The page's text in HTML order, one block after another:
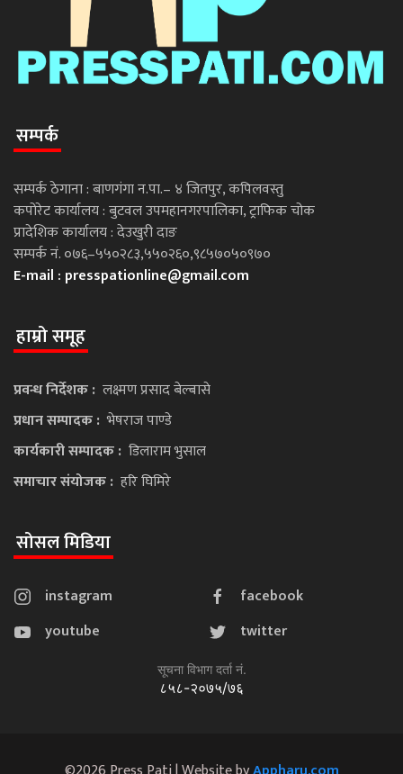
सम्पर्क
सम्पर्क ठेगाना : बाणगंगा न.पा.– ४ जितपुर, कपिलवस्तु
कपोरेट कार्यालय : बुटवल उपमहानगरपालिका, ट्राफिक चोक
प्रादेशिक कार्यालय : देउखुरी दाङ
सम्पर्क नं. ०७६–५५०२८३,५५०२६०,९८५७०५०९७०
E-mail : presspationline@gmail.com
हाम्रो समूह
प्रवन्ध निर्देशक : लक्ष्मण प्रसाद बेल्बासे
प्रधान सम्पादक : भेषराज पाण्डे
कार्यकारी सम्पादक : डिलाराम भुसाल
समाचार संयोजक : हरि घिमिरे
सोसल मिडिया
instagram
facebook
youtube
twitter
सूचना विभाग दर्ता नं.
८५८-२०७५/७६